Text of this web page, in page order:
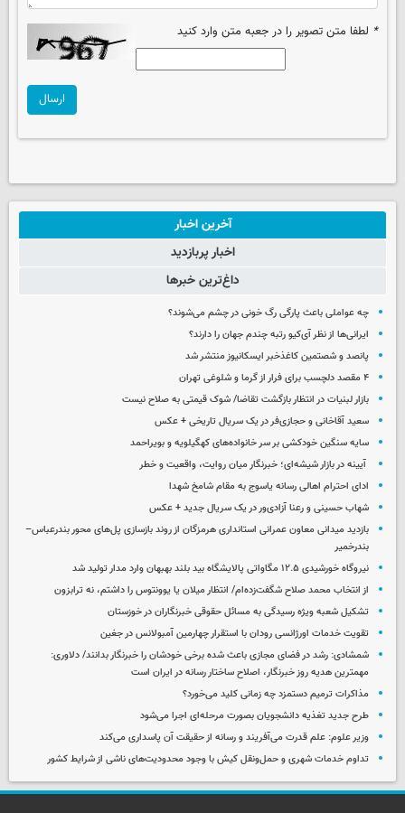
* لطفا متن تصویر را در جعبه متن وارد کنید
ارسال
آخرین اخبار
اخبار پربازدید
داغ‌ترین خبرها
چه عواملی باعث پارگی رگ خونی در چشم می‌شوند؟
ایرانی‌ها از نظر آی‌کیو رتبه چندم جهان را دارند؟
پانصد و شصتمین کاغذخبر ایسکانیوز منتشر شد
۴ مقصد دلچسب برای فرار از گرما و شلوغی تهران
بازار لبنیات در انتظار بازگشت تقاضا/ شوک قیمتی به صلاح نیست
سعید آقاخانی و حجازی‌فر در یک سریال تاریخی + عکس
سایه سنگین خودکشی بر سر خانواده‌های کهگیلویه و بویراحمد
آیینه در بازار شیشه‌ای؛ خبرنگار میان روایت، واقعیت و خطر
ادای احترام اهالی رسانه یاسوج به مقام شامخ شهدا
شهاب حسینی و رعنا آزادی‌ور در یک سریال جدید + عکس
بازدید میدانی معاون عمرانی استانداری هرمزگان از روند بازسازی پل‌های محور بندرعباس–
بندرخمیر
نیروگاه خورشیدی ۱۲.۵ مگاواتی پالایشگاه بید بلند بهبهان وارد مدار تولید شد
از انتخاب محمد صلاح شگفت‌زده‌ام/ انتظار میلان یا یوونتوس را داشتم، نه ترابزون
تشکیل شعبه ویژه رسیدگی به مسائل حقوقی خبرنگاران در خوزستان
تقویت خدمات اورژانسی رودان با استقرار چهارمین آمبولانس در جغین
شمشادی: رشد در فضای مجازی باعث شده برخی خودشان را خبرنگار بدانند/ دلاوری:
مهمترین هدیه‌ روز خبرنگار، اصلاح ساختار رسانه در ایران است
مذاکرات ترمیم دستمزد چه زمانی کلید می‌خورد؟
طرح جدید تغذیه دانشجویان بصورت مرحله‌ای اجرا می‌شود
وزیر علوم: علم قدرت می‌آفریند و رسانه از حقیقت آن پاسداری می‌کند
تداوم خدمات شهری و حمل‌ونقل کیش با وجود محدودیت‌های ناشی از شرایط کشور